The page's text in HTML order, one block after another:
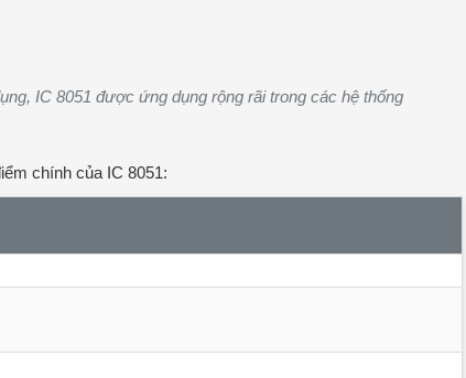
IC 8051 được ứng dụng rộng rãi trong các hệ thống
chính của IC 8051: